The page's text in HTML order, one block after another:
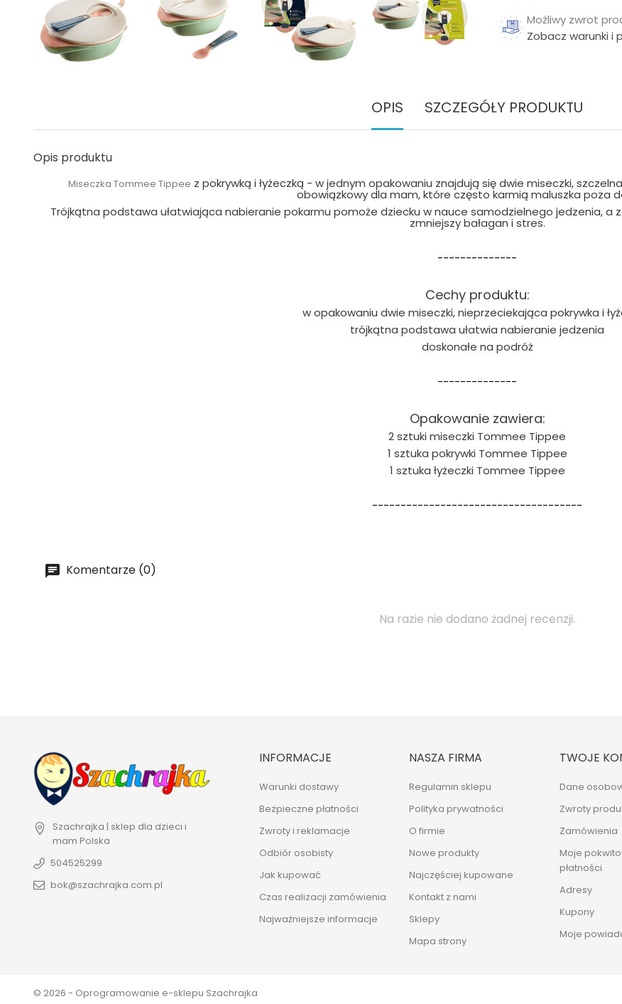
Możliwy zwrot
Zobacz warunki i
OPIS SZCZEGÓŁY PRODUKTU
Opis produktu
Miseczka Tommee Tippee z pokrywką i łyżeczką - w jednym opakowaniu znajdują się dwie miseczki,
obowiązkowy dla mam, które często karmią maluszka poza
Trójkątna podstawa ułatwiająca nabieranie pokarmu pomoże dziecku w nauce samodzielnego jedzenia, a
zmniejszy bałagan i stres.
--------------
Cechy produktu:
w opakowaniu dwie miseczki, nieprzeciekająca pokrywka i
trójkątna podstawa ułatwia nabieranie jedzenia
doskonałe na podróż
--------------
Opakowanie zawiera:
2 sztuki miseczki Tommee Tippee
1 sztuka pokrywki Tommee Tippee
1 sztuka łyżeczki Tommee Tippee
-------------------------------------
Komentarze (0)
Na razie nie dodano żadnej recenzji.
Szachrajka | sklep dla dzieci i
mam Polska
504525299
bok@szachrajka.com.pl
INFORMACJE
Warunki dostawy
Bezpieczne płatności
Zwroty i reklamacje
Odbiór osobisty
Jak kupować
Czas realizacji zamówienia
Najważniejsze informacje
NASZA FIRMA
Regulamin sklepu
Polityka prywatności
O firmie
Nowe produkty
Najczęściej kupowane
Kontakt z nami
Sklepy
Mapa strony
TWOJE
Dane
Zwroty
Zamówienia
Moje
płatności
Adresy
Kupony
Moje
© 2026 - Oprogramowanie e-sklepu Szachrajka